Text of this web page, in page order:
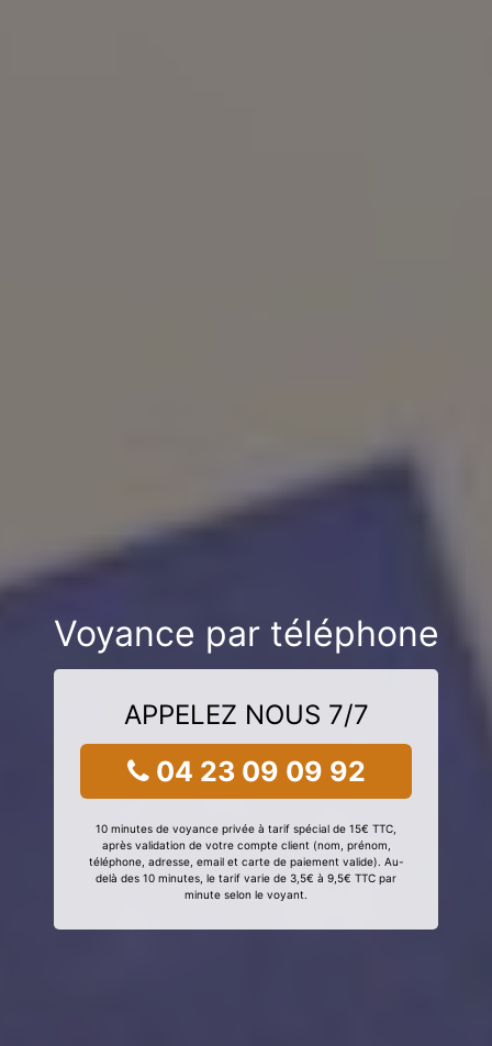
Voyance par téléphone
APPELEZ NOUS 7/7
04 23 09 09 92
10 minutes de voyance privée à tarif spécial de 15€ TTC,
après validation de votre compte client (nom, prénom,
téléphone, adresse, email et carte de paiement valide). Au-
delà des 10 minutes, le tarif varie de 3,5€ à 9,5€ TTC par
minute selon le voyant.